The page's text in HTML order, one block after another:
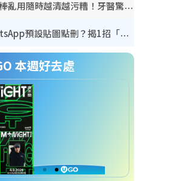
牙線棒亂用隨時越清越污糟！牙醫驚揭盲目過戶細菌恐致蛀牙：呢種先係日常真保養
WhatsApp預設貼圖點刪？揭1招「反向操作」還原簡潔介面 附3步實測教學
本週好去處